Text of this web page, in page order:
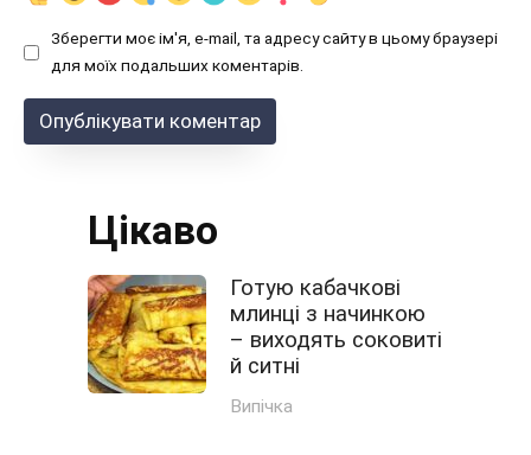
Зберегти моє ім'я, e-mail, та адресу сайту в цьому браузері
для моїх подальших коментарів.
Цікаво
Готую кабачкові
млинці з начинкою
– виходять соковиті
й ситні
Випічка